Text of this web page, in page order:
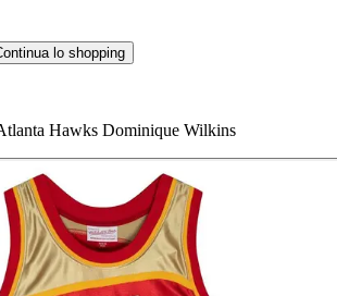
lo shopping
Hawks Dominique Wilkins